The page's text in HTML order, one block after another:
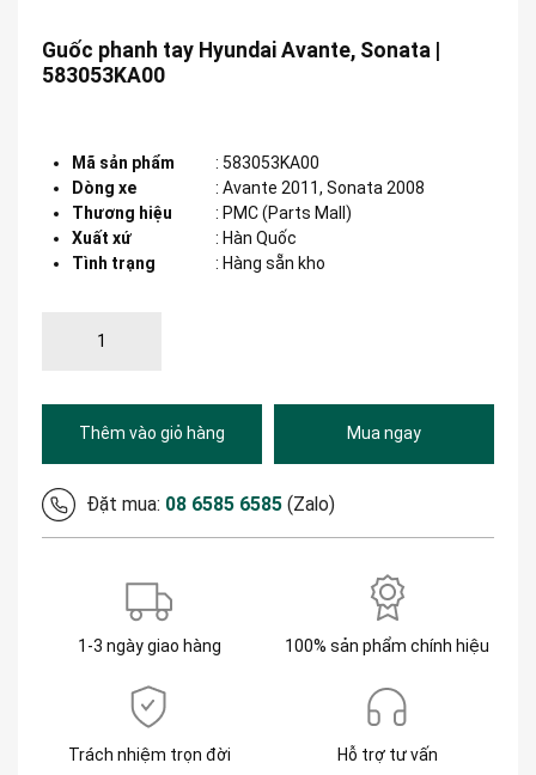
Guốc phanh tay Hyundai Avante, Sonata |
583053KA00
Mã sản phẩm : 583053KA00
Dòng xe
: Avante 2011, Sonata 2008
Thương hiệu
: PMC (Parts Mall)
Xuất xứ
: Hàn Quốc
Tình trạng
: Hàng sẵn kho
Thêm vào giỏ hàng Mua ngay
Đặt mua: 08 6585 6585 (Zalo)
1-3 ngày giao hàng 100% sản phẩm chính hiệu
Trách nhiệm trọn đời Hỗ trợ tư vấn